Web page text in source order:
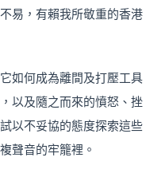
易，有賴我所敬重的香港
如何成為離間及打壓工具
以及隨之而來的憤怒、挫
以不妥協的態度探索這些
聲音的牢籠裡。